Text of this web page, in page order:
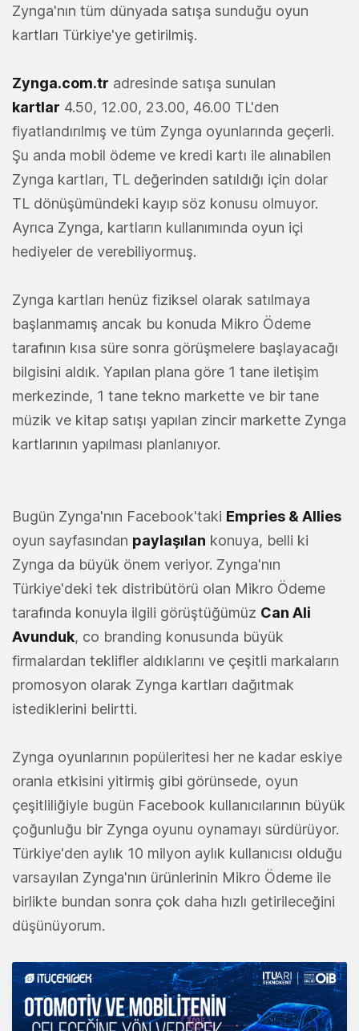
Zynga'nın tüm dünyada satışa sunduğu oyun
kartları Türkiye'ye getirilmiş.
Zynga.com.tr adresinde satışa sunulan
kartlar 4.50, 12.00, 23.00, 46.00 TL'den
fiyatlandırılmış ve tüm Zynga oyunlarında geçerli.
Şu anda mobil ödeme ve kredi kartı ile alınabilen
Zynga kartları, TL değerinden satıldığı için dolar
TL dönüşümündeki kayıp söz konusu olmuyor.
Ayrıca Zynga, kartların kullanımında oyun içi
hediyeler de verebiliyormuş.
Zynga kartları henüz fiziksel olarak satılmaya
başlanmamış ancak bu konuda Mikro Ödeme
tarafının kısa süre sonra görüşmelere başlayacağı
bilgisini aldık. Yapılan plana göre 1 tane iletişim
merkezinde, 1 tane tekno markette ve bir tane
müzik ve kitap satışı yapılan zincir markette Zynga
kartlarının yapılması planlanıyor.
Bugün Zynga'nın Facebook'taki Empries & Allies
oyun sayfasından paylaşılan konuya, belli ki
Zynga da büyük önem veriyor. Zynga'nın
Türkiye'deki tek distribütörü olan Mikro Ödeme
tarafında konuyla ilgili görüştüğümüz Can Ali
Avunduk, co branding konusunda büyük
firmalardan teklifler aldıklarını ve çeşitli markaların
promosyon olarak Zynga kartları dağıtmak
istediklerini belirtti.
Zynga oyunlarının popüleritesi her ne kadar eskiye
oranla etkisini yitirmiş gibi görünsede, oyun
çeşitliliğiyle bugün Facebook kullanıcılarının büyük
çoğunluğu bir Zynga oyunu oynamayı sürdürüyor.
Türkiye'den aylık 10 milyon aylık kullanıcısı olduğu
varsayılan Zynga'nın ürünlerinin Mikro Ödeme ile
birlikte bundan sonra çok daha hızlı getirileceğini
düşünüyorum.